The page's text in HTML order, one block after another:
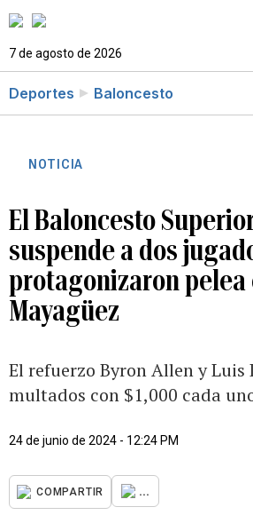
7 de agosto de 2026
Deportes Baloncesto
NOTICIA
El Baloncesto
suspende a dos
protagonizaron pelea
Mayagüez
El refuerzo Byron Allen y Luis
multados con $1,000 cada
24 de junio de 2024 - 12:24 PM
COMPARTIR ...